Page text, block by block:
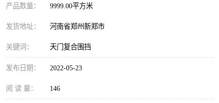
产品数量： 9999.00平方米
发货地址： 河南省郑州新郑市
关键词： 天门复合围挡
发布日期： 2022-05-23
阅 读 量： 146